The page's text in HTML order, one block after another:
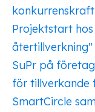
Projektstart
återtillverkning"
SuPr på
för tillverkande
SmartCircle